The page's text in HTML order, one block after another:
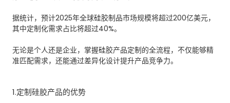
据统计，预计2025年全球硅胶制品市场规模将超过200亿美元，
其中定制化需求占比将超过40%。
无论是个人还是企业，掌握硅胶产品定制的全流程，不仅能够精
准匹配需求，还能通过差异化设计提升产品竞争力。
1.定制硅胶产品的优势